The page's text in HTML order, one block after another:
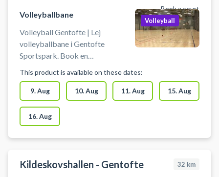
Book a court
Volleyballbane
Volleyball Gentofte | Lej
volleyballbane i Gentofte
Sportspark. Book en
Gentofte på en volley
træningsbane som kan benyttes til
ekstra træning, talent træning
eller kammeratlig sportslig hygge.
Du booker for min. 2 personer og
max 16 personer pr. bane. Der kan
hinanden.
Volleyball
This product is available on these dates:
9. Aug 10. Aug 11. Aug 15. Aug
16. Aug
Kildeskovshallen - Gentofte 32 km